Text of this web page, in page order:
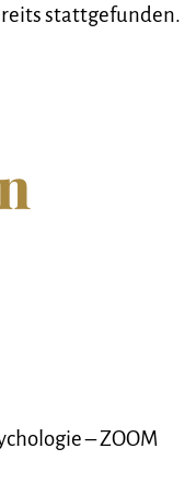
stattgefunden.
– ZOOM